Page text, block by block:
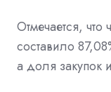
Отмечается,
составило
а доля закупок